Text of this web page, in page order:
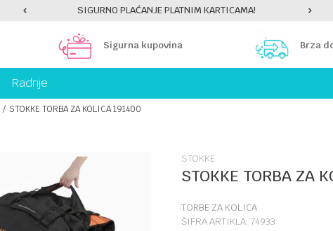
SIGURNO PLAĆANJE PLATNIM KARTICAMA!
Sigurna kupovina Brza
Radnje
STOKKE TORBA ZA KOLICA 191400
STOKKE
STOKKE TORBA ZA
TORBE ZA KOLICA
ŠIFRA ARTIKLA: 74933